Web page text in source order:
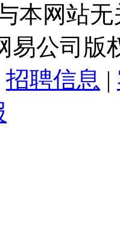
本网站
易公司版
招聘信息 |